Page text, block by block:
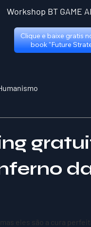
Workshop BT GAME AI
Clique e baixe gratis
book "Future
eles são a cura